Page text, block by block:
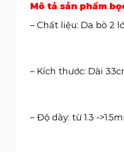
Mô tả sản phẩm
– Chất liệu: Da bò 2
– Kích thước: Dài
– Độ dày: từ 1.3 -